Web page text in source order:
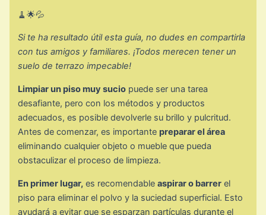
🧹🌟💦
Si te ha resultado útil esta guía, no dudes en compartirla
con tus amigos y familiares. ¡Todos merecen tener un
suelo de terrazo impecable!
Limpiar un piso muy sucio puede ser una tarea
desafiante, pero con los métodos y productos
adecuados, es posible devolverle su brillo y pulcritud.
Antes de comenzar, es importante preparar el área
eliminando cualquier objeto o mueble que pueda
obstaculizar el proceso de limpieza.
En primer lugar, es recomendableaspirar o barrer el
piso para eliminar el polvo y la suciedad superficial. Esto
ayudará a evitar que se esparzan partículas durante el